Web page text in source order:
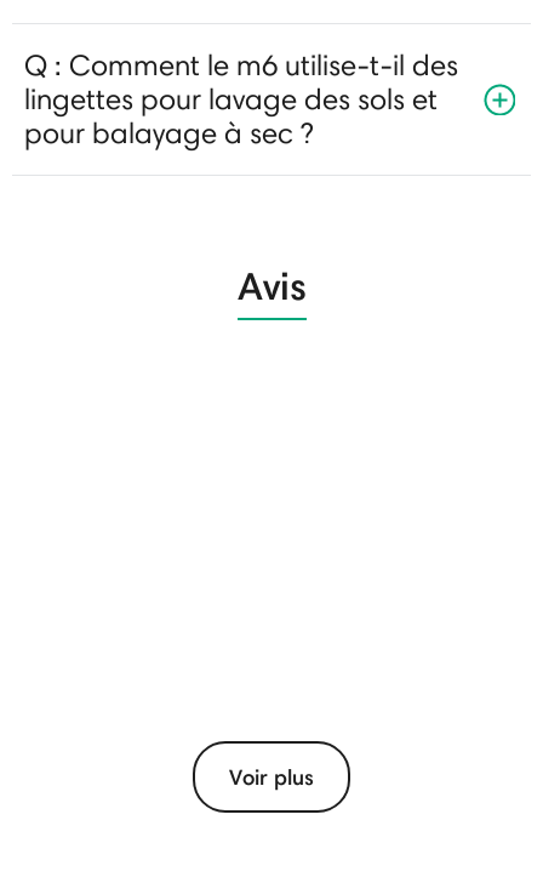
Q : Comment le m6 utilise-t-il des
lingettes pour lavage des sols et
pour balayage à sec ?
Avis
Voir plus